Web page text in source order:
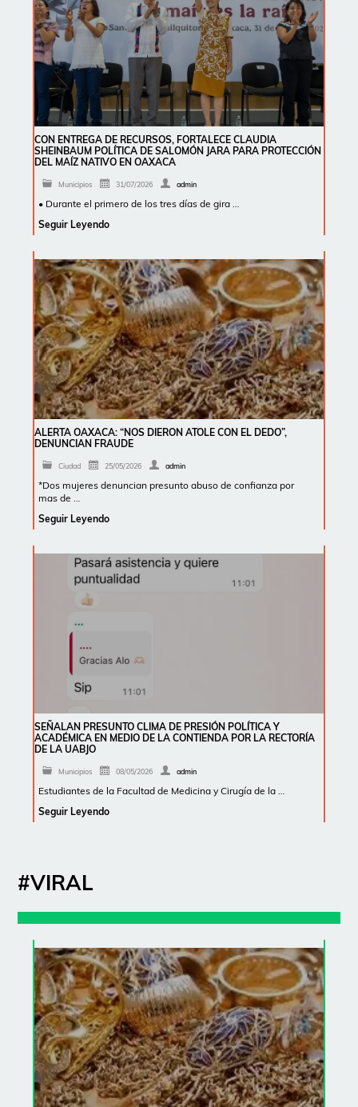
CON ENTREGA DE RECURSOS, FORTALECE CLAUDIA
SHEINBAUM POLÍTICA DE SALOMÓN JARA PARA PROTECCIÓN
DEL MAÍZ NATIVO EN OAXACA
Municipios 31/07/2026 admin
• Durante el primero de los tres días de gira …
Seguir Leyendo
ALERTA OAXACA: “NOS DIERON ATOLE CON EL DEDO”,
DENUNCIAN FRAUDE
Ciudad 25/05/2026 admin
*Dos mujeres denuncian presunto abuso de confianza por
mas de …
Seguir Leyendo
SEÑALAN PRESUNTO CLIMA DE PRESIÓN POLÍTICA Y
ACADÉMICA EN MEDIO DE LA CONTIENDA POR LA RECTORÍA
DE LA UABJO
Municipios 08/05/2026 admin
Estudiantes de la Facultad de Medicina y Cirugía de la …
Seguir Leyendo
#VIRAL